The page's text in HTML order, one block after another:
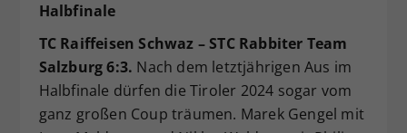
Halbfinale
TC Raiffeisen Schwaz – STC Rabbiter Team
Salzburg 6:3. Nach dem letztjährigen Aus im
Halbfinale dürfen die Tiroler 2024 sogar vom
ganz großen Coup träumen. Marek Gengel mit